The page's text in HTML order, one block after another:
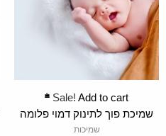
Sale! Add to cart
שמיכת פוך לתינוק דמוי פלומה
שמיכות
ADD TO CART